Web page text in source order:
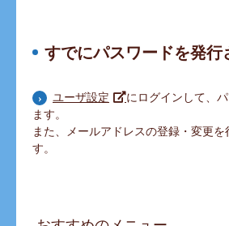
すでにパスワードを発行
ユーザ設定
にログインして、
ます。
また、メールアドレスの登録・変更を
す。